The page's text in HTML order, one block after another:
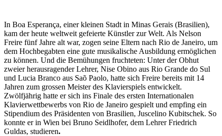
In Boa Esperança, einer kleinen Stadt in Minas Gerais (Brasilien),
kam der heute weltweit gefeierte Künstler zur Welt. Als Nelson
Freire fünf Jahre alt war, zogen seine Eltern nach Rio de Janeiro, um
dem Hochbegabten eine gute musikalische Ausbildung ermöglichen
zu können. Und die Bemühungen fruchteten: Unter der Obhut
zweier herausragender Lehrer, Nise Obino aus Rio Grande do Sul
und Lucia Branco aus Saõ Paolo, hatte sich Freire bereits mit 14
Jahren zum grossen Meister des Klavierspiels entwickelt.
Zwölfjährig hatte er sich ins Finale des ersten Internationalen
Klavierwettbewerbs von Rio de Janeiro gespielt und empfing ein
Stipendium des Präsidenten von Brasilien, Juscelino Kubitschek. So
konnte er in Wien bei Bruno Seidlhofer, dem Lehrer Friedrich
Guldas, studieren.